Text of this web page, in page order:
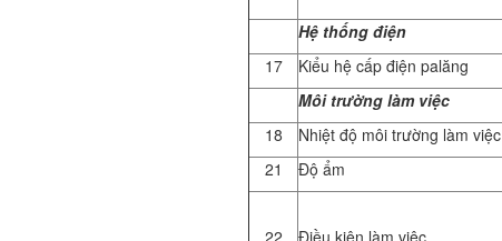
Hệ thống điện
17
Kiểu hệ cấp điện palăng
Môi trường làm việc
18
Nhiệt độ môi trường làm việc
21
Độ ẩm
22 Điều kiện làm việc